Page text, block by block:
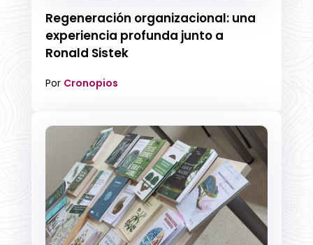
Regeneración organizacional: una
experiencia profunda junto a
Ronald Sistek
Por Cronopios